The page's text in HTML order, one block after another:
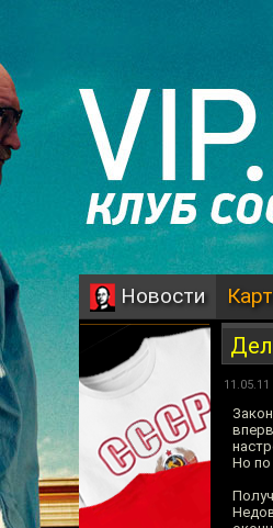
Новости
11.05.11
Но по